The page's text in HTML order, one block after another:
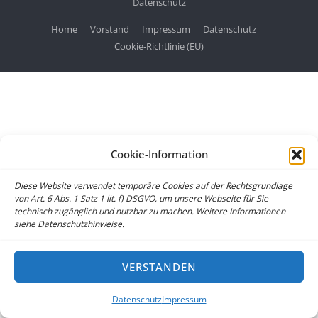
Cookie-Information
Diese Website verwendet temporäre Cookies auf der Rechtsgrundlage
von Art. 6 Abs. 1 Satz 1 lit. f) DSGVO, um unsere Webseite für Sie
technisch zugänglich und nutzbar zu machen. Weitere Informationen
siehe Datenschutzhinweise.
VERSTANDEN
DatenschutzImpressum
Home Vorstand Impressum
Datenschutz
Cookie-Richtlinie (EU)